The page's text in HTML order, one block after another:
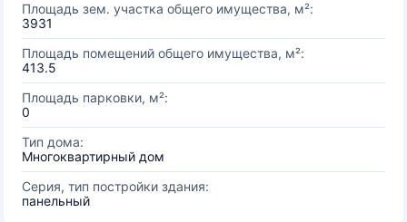
Площадь зем. участка общего имущества, м²:
3931
Площадь помещений общего имущества, м²:
413.5
Площадь парковки, м²:
0
Тип дома:
Многоквартирный дом
Серия, тип постройки здания:
панельный